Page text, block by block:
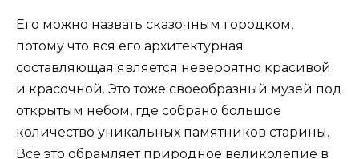
Его можно назвать сказочным городком,
потому что вся его архитектурная
составляющая является невероятно красивой
и красочной. Это тоже своеобразный музей под
открытым небом, где собрано большое
количество уникальных памятников старины.
Все это обрамляет природное великолепие в